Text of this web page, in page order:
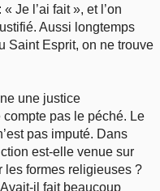
Je l’ai fait », et l’on
Aussi longtemps
Saint Esprit, on ne trouve
une justice
compte pas le péché. Le
pas imputé. Dans
est-elle venue sur
les formes religieuses ?
il fait beaucoup